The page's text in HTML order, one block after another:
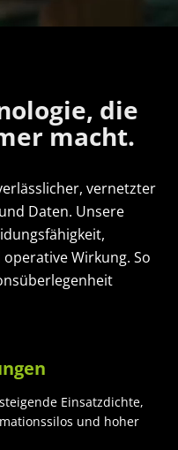
die
macht.
vernetzter
Daten. Unsere
Wirkung. So
Einsatzdichte,
und hoher